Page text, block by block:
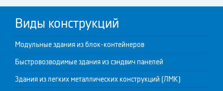
Виды конструкций
Модульные здания из блок-контейнеров
Быстровозводимые здания из сэндвич панелей
Здания из легких металлических конструкций (ЛМК)